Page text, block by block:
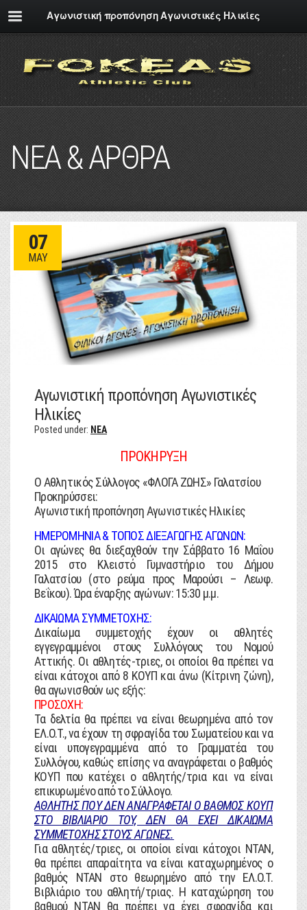
Αγωνιστική προπόνηση Αγωνιστικές Ηλικίες
ΝΕΑ & ΑΡΘΡΑ
07
MAY
Αγωνιστική προπόνηση Αγωνιστικές
Ηλικίες
Posted under: NEA
ΠΡΟΚΗΡΥΞΗ
Ο Αθλητικός Σύλλογος «ΦΛΟΓΑ ΖΩΗΣ» Γαλατσίου
Προκηρύσσει:
Αγωνιστική προπόνηση Αγωνιστικές Ηλικίες
ΗΜΕΡΟΜΗΝΙΑ & ΤΟΠΟΣ ΔΙΕΞΑΓΩΓΗΣ ΑΓΩΝΩΝ:
Οι αγώνες θα διεξαχθούν την Σάββατο 16 Μαΐου
2015 στο Κλειστό Γυμναστήριο του Δήμου
Γαλατσίου (στο ρεύμα προς Μαρούσι – Λεωφ.
Βεΐκου). Ώρα έναρξης αγώνων: 15:30 μ.μ.
ΔΙΚΑΙΩΜΑ ΣΥΜΜΕΤΟΧΗΣ:
Δικαίωμα συμμετοχής έχουν οι αθλητές
εγγεγραμμένοι στους Συλλόγους του Νομού
Αττικής. Οι αθλητές-τριες, οι οποίοι θα πρέπει να
είναι κάτοχοι από 8 ΚΟΥΠ και άνω (Κίτρινη ζώνη),
θα αγωνισθούν ως εξής:
ΠΡΟΣΟΧΗ:
Τα δελτία θα πρέπει να είναι θεωρημένα από τον
ΕΛ.Ο.Τ., να έχουν τη σφραγίδα του Σωματείου και να
είναι υπογεγραμμένα από το Γραμματέα του
Συλλόγου, καθώς επίσης να αναγράφεται ο βαθμός
ΚΟΥΠ που κατέχει ο αθλητής/τρια και να είναι
επικυρωμένο από το Σύλλογο.
ΑΘΛΗΤΗΣ ΠΟΥ ΔΕΝ ΑΝΑΓΡΑΦΕΤΑΙ Ο ΒΑΘΜΟΣ ΚΟΥΠ
ΣΤΟ ΒΙΒΛΙΑΡΙΟ ΤΟΥ, ΔΕΝ ΘΑ ΕΧΕΙ ΔΙΚΑΙΩΜΑ
ΣΥΜΜΕΤΟΧΗΣ ΣΤΟΥΣ ΑΓΩΝΕΣ.
Για αθλητές/τριες, οι οποίοι είναι κάτοχοι ΝΤΑΝ,
θα πρέπει απαραίτητα να είναι καταχωρημένος ο
βαθμός ΝΤΑΝ στο θεωρημένο από την ΕΛ.Ο.Τ.
Βιβλιάριο του αθλητή/τριας. Η καταχώρηση του
βαθμού ΝΤΑΝ θα πρέπει να έχει σφραγίδα και